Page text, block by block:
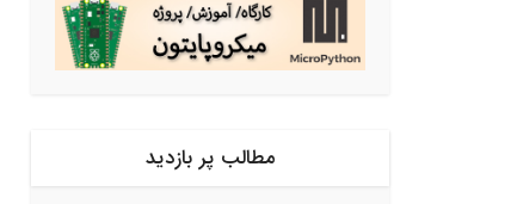
مطالب پر بازدید